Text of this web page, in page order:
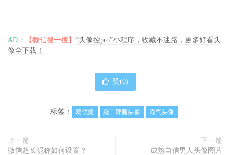
AD： 【微信搜一搜】 “头像控pro”小程序，收藏不迷路，更多好看头
像全下载！
赞(0)
标签： 葛优瘫 跷二郎腿头像 霸气头像
上一篇
微信超长昵称如何设置？
下一篇
成熟自信男人头像图片